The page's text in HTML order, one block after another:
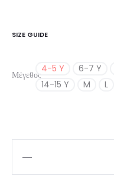
SIZE GUIDE
Μέγεθος
4-5 Y 6-7 Y
14-15 Y
M L